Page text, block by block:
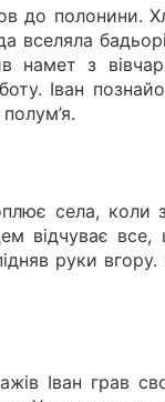
до полонини.
вселяла
намет з
Іван
села, коли
відчуває
руки
Іван грав